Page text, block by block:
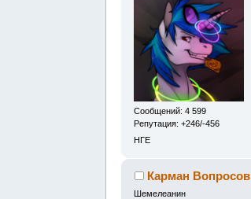
Сообщений: 4 599
Репутация: +246/-456
НГЕ
Карман Вопросов
Шемелеанин